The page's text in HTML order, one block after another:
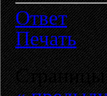
Ответ
Печать